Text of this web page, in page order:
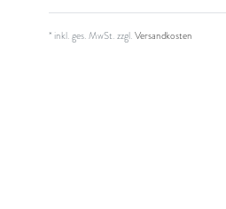
* inkl. ges. MwSt. zzgl.Versandkosten